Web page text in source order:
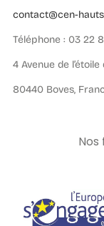
contact@cen-
Téléphone : 03 22
4 Avenue de l’étoile
80440 Boves,